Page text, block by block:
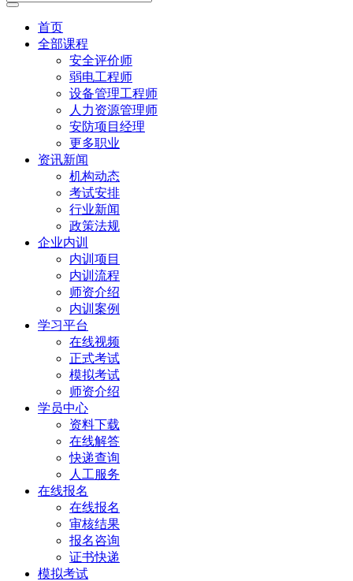
首页
全部课程
安全评价师
弱电工程师
设备管理工程师
人力资源管理师
安防项目经理
更多职业
资讯新闻
机构动态
考试安排
行业新闻
政策法规
企业内训
内训项目
内训流程
师资介绍
内训案例
学习平台
在线视频
正式考试
模拟考试
师资介绍
学员中心
资料下载
在线解答
快递查询
人工服务
在线报名
在线报名
审核结果
报名咨询
证书快递
模拟考试